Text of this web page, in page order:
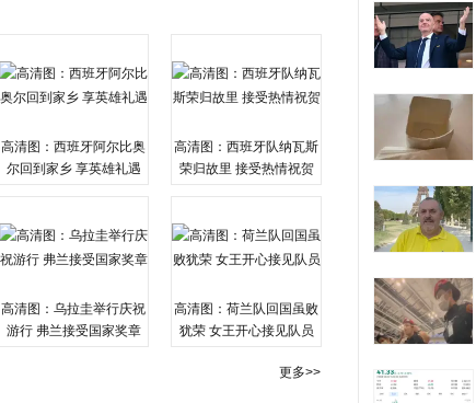
高清图：西班牙阿尔比奥
尔回到家乡 享英雄礼遇
高清图：西班牙队纳瓦斯
荣归故里 接受热情祝贺
高清图：乌拉圭举行庆祝
游行 弗兰接受国家奖章
高清图：荷兰队回国虽败
犹荣 女王开心接见队员
更多>>